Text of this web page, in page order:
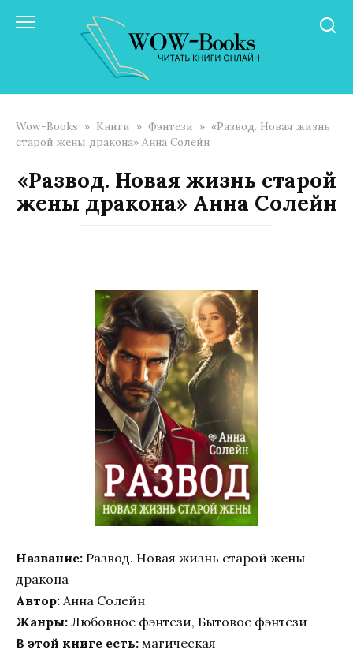
Wow-Books » Книги » Фэнтези » «Развод. Новая жизнь
старой жены дракона» Анна Солейн
«Развод. Новая жизнь старой
жены дракона» Анна Солейн
Название: Развод. Новая жизнь старой жены
дракона
Автор: Анна Солейн
Жанры: Любовное фэнтези, Бытовое фэнтези
В этой книге есть: магическая